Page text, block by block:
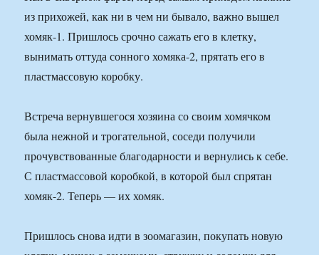
из прихожей, как ни в чем ни бывало, важно вышел
хомяк-1. Пришлось срочно сажать его в клетку,
вынимать оттуда сонного хомяка-2, прятать его в
пластмассовую коробку.
Встреча вернувшегося хозяина со своим хомячком
была нежной и трогательной, соседи получили
прочувствованные благодарности и вернулись к себе.
С пластмассовой коробкой, в которой был спрятан
хомяк-2. Теперь — их хомяк.
Пришлось снова идти в зоомагазин, покупать новую